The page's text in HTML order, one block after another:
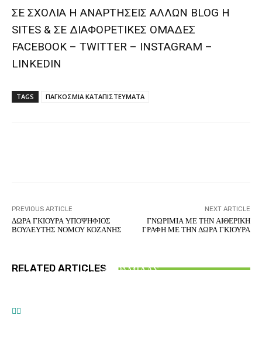
ΣΕ ΣΧΟΛΙΑ H ΑΝAΡΤΗΣΕΙΣ ΑΛΛΩΝ BLOG H
SITES & ΣΕ ΔΙΑΦΟΡΕTIKEΣ ΟΜΑΔΕΣ
FACEBOOK – TWITTER – INSTAGRAM –
LINKEDIN
TAGS ΠΑΓΚΟΣΜΙΑ ΚΑΤΑΠΙΣΤΕΥΜΑΤΑ
PREVIOUS ARTICLE
ΔΩΡΑ ΓΚΙΟΥΡΑ ΥΠΟΨΗΦΙΟΣ
ΒΟΥΛΕΥΤΗΣ ΝΟΜΟΥ ΚΟΖΑΝΗΣ
NEXT ARTICLE
ΓΝΩΡΙΜΙΑ ΜΕ ΤΗΝ ΑΙΘΕΡΙΚΗ
ΓΡΑΦΗ ΜΕ ΤΗΝ ΔΩΡΑ ΓΚΙΟΥΡΑ
RELATED ARTICLESΕΥΡΑΜΙΔΑΣ
ΑΡΤΕΜΗΣ ΣΩΡΡΑΣ
ΤΟ ΠΑΝΙΕΡΟ ΣΥΜΒΟΛΟ ΤΩΝ ΕΛΛΑΝΙΩΝ ΗΡΩΩΝ